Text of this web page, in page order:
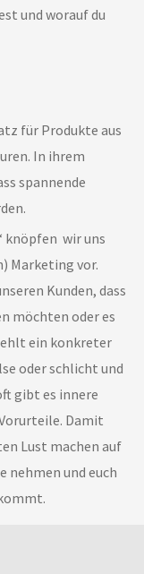
und worauf du
für Produkte aus
In ihrem
spannende
knöpfen wir uns
Marketing vor.
Kunden, dass
möchten oder es
ein konkreter
oder schlicht und
gibt es innere
Damit
Lust machen auf
nehmen und euch